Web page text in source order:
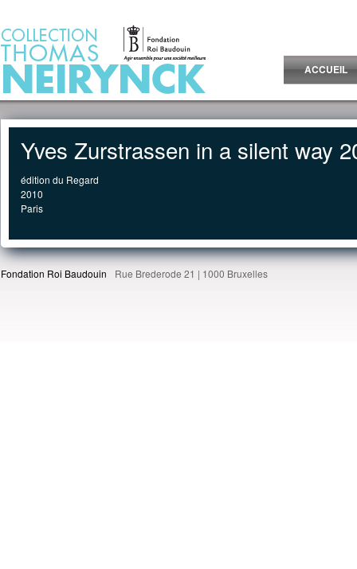
ACCUEIL
Yves Zurstrassen in a silent way
édition du Regard
2010
Paris
Fondation Roi Baudouin Rue Brederode 21 | 1000 Bruxelles